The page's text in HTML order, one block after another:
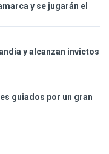
y se jugarán el
y alcanzan invictos
guiados por un gran